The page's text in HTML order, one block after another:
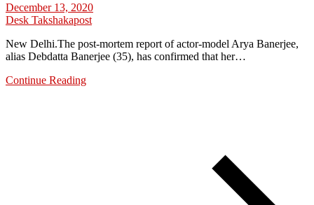
December 13, 2020
Desk Takshakapost
New Delhi.The post-mortem report of actor-model Arya Banerjee,
alias Debdatta Banerjee (35), has confirmed that her…
Continue Reading